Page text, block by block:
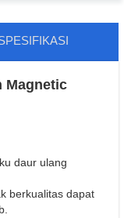
Magnetic
daur ulang
berkualitas dapat